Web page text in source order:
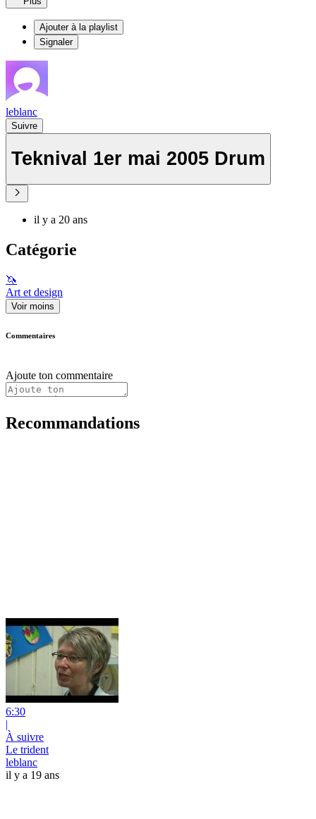
Ajouter à la playlist
Signaler
leblanc
Suivre
Teknival 1er mai 2005 Drum
il y a 20 ans
Catégorie
🦄
Art et design
Voir moins
Commentaires
Ajoute ton commentaire
Recommandations
6:30
|
À suivre
Le trident
leblanc
il y a 19 ans